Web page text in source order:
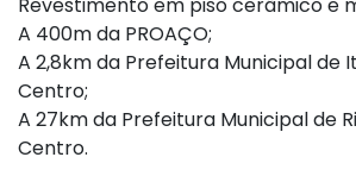
Revestimento em piso cerâmico e
A 400m da PROAÇO;
A 2,8km da Prefeitura Municipal de
Centro;
A 27km da Prefeitura Municipal de
Centro.